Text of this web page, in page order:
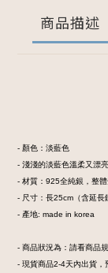
商品描述
- 顏色：淡藍色
- 淺淺的淡藍色溫柔又漂
- 材質：925全純銀，整
- 尺寸：長25cm（含延長
- 產地: made in korea
- 商品狀況為：請看商品
- 現貨商品2-4天內出貨，